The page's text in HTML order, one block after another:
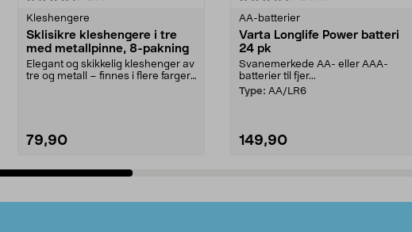
Kleshengere
Sklisikre kleshengere i tre
med metallpinne, 8-pakning
Elegant og skikkelig kleshenger av
tre og metall – finnes i flere farger.
79,90
AA-batterier
Varta Longlife Power batteri
24 pk
Svanemerkede AA- eller AAA-
batterier til fjer...
Type: AA/LR6
149,90